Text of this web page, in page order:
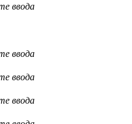
ввода
ввода
ввода
ввода